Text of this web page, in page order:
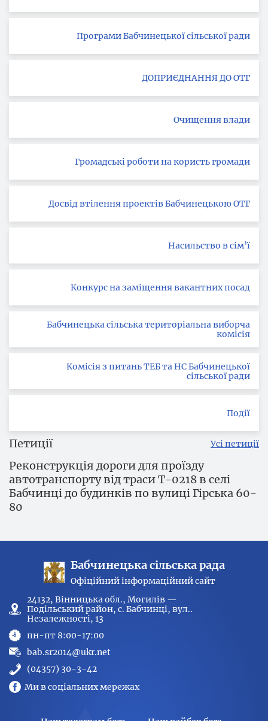
Програми Бабчинецької сільської ради
ДОПРИЄДНАННЯ ДО ОТГ
Очищення влади
Громадські роботи на користь громади
Досвід втілення проектів Бабчинецькою ОТГ
Насильство в сім’ї
Конкурс на заміщення вакантних посад
Бабчинецька сільська територіальна виборча
комісія
Комісія з питань ТЕБ та НС Бабчинецької
сільської ради
Події
Петиції Усі петиції
Реконструкція дороги для проїзду
автотранспорту від траси Т-0218 в селі
Бабчинці до будинків по вулиці Гірська 60-
80
Бабчинецька сільська рада
Офіційний інформаційний сайт
24132, Вінницька обл., Могилів —
Подільський район, с. Бабчинці, вул..
Незалежності, 13
пн-пт 8:00-17:00
bab.sr2014@ukr.net
(04357) 30-3-42
Ми в соціальних мережах